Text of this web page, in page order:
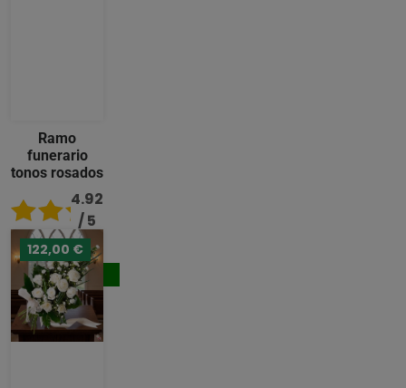
Ramo
funerario
tonos rosados
4.92
/ 5
96,00 €
Comprar
122,00 €